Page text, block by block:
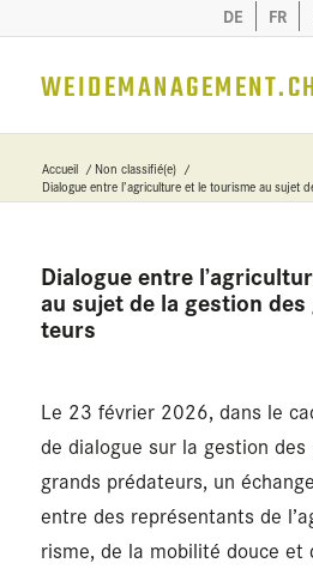
DE FR
Accueil / Non classifié(e) /
Dialogue entre l’agriculture et le tourisme au sujet
Dia­logue entre
au sujet de la ges­tion
teurs
Le 23 février 2026, dans le
de dia­logue sur la ges­tion
grands pré­da­teurs, un
entre des repré­sen­tants de
risme, de la mobi­lité douce et